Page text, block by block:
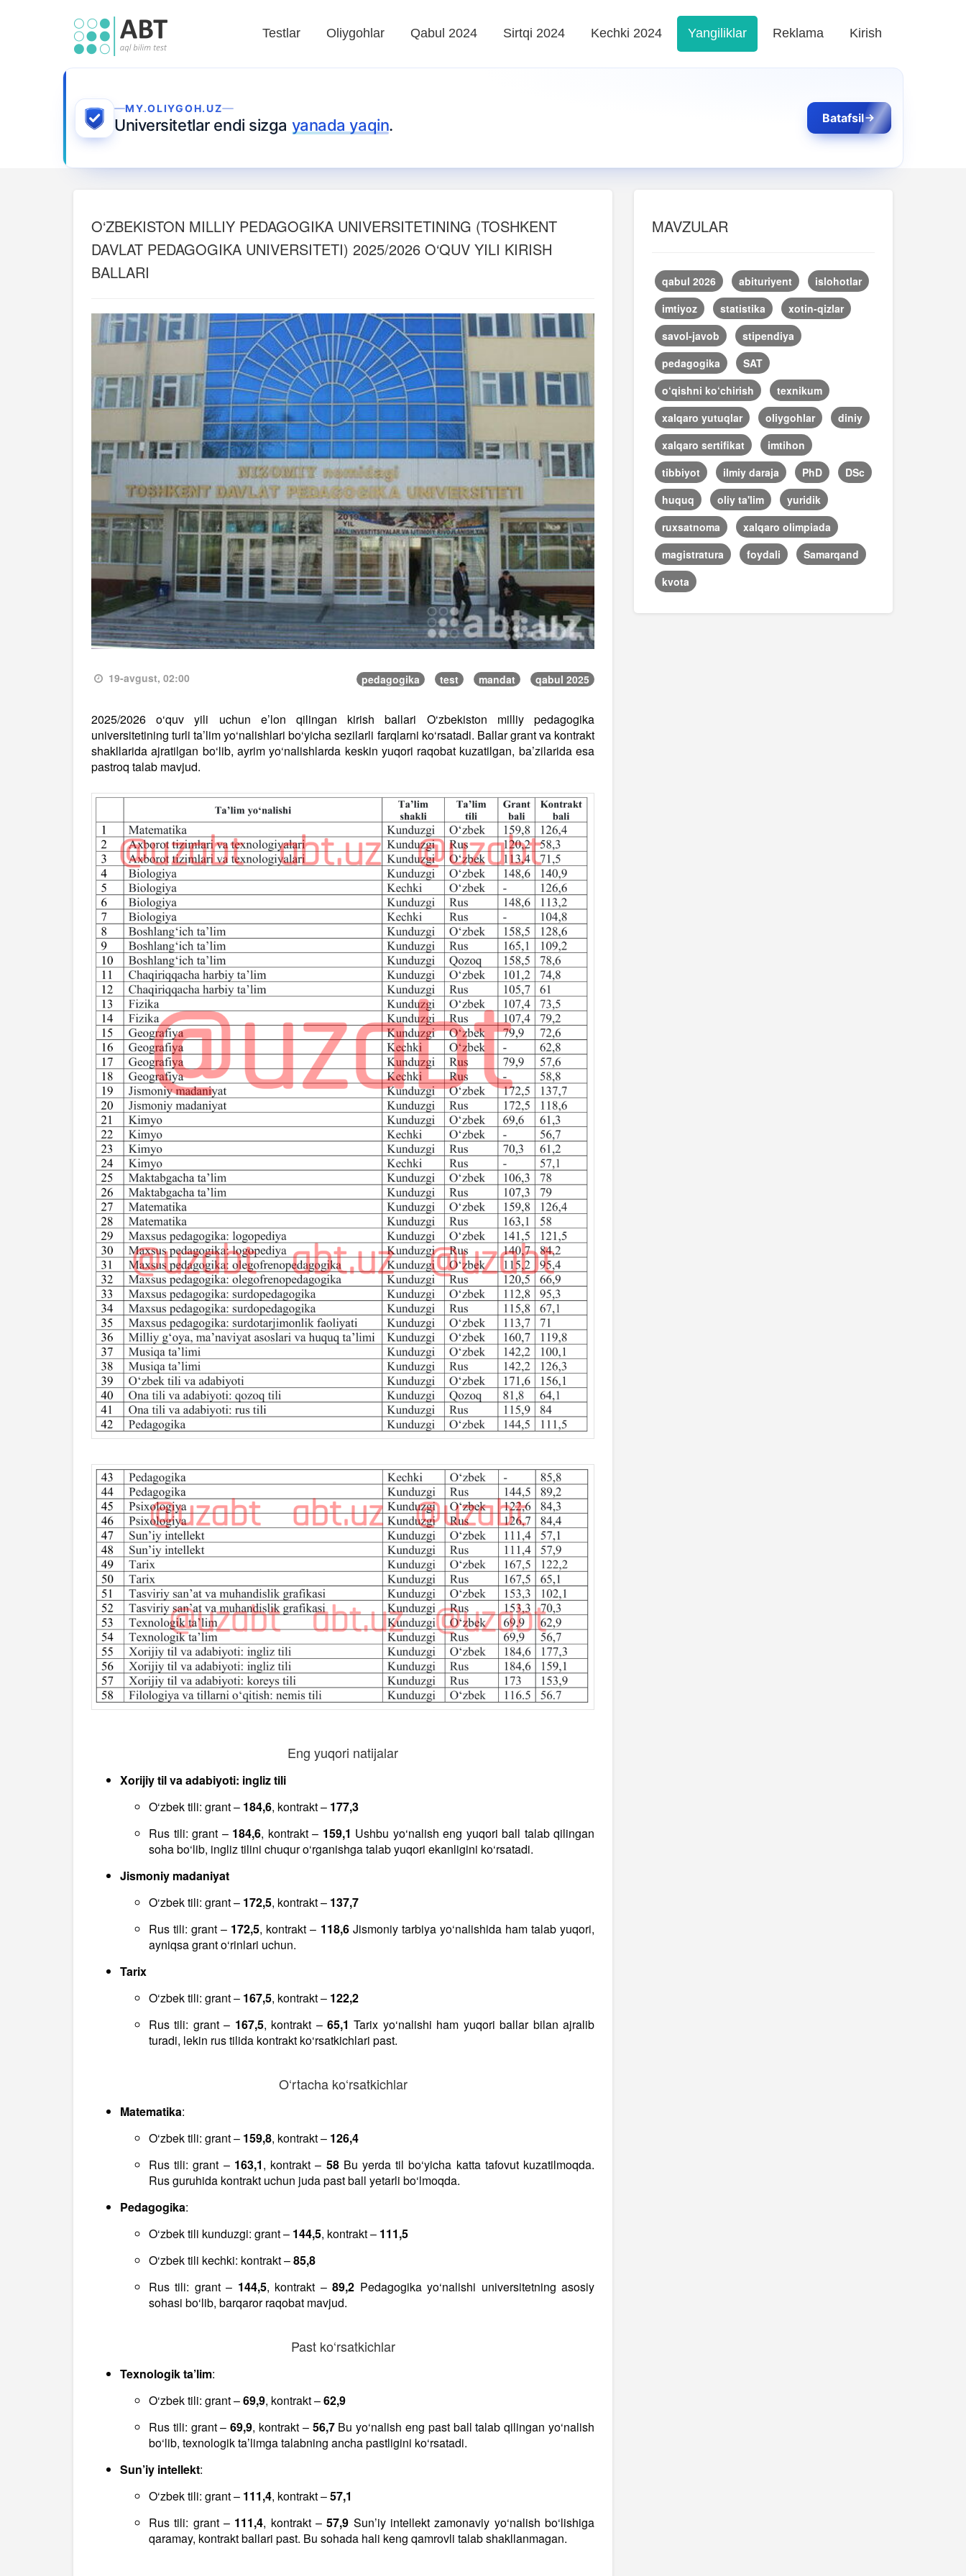
Testlar Oliygohlar Qabul 2024 Sirtqi 2024 Kechki 2024 Yangiliklar Reklama Kirish
MY.OLIYGOH.UZ
Universitetlar endi sizga yanada yaqin. Batafsil
O‘ZBEKISTON MILLIY PEDAGOGIKA UNIVERSITETINING (TOSHKENT
DAVLAT PEDAGOGIKA UNIVERSITETI) 2025/2026 O‘QUV YILI KIRISH
BALLARI
19-avgust, 02:00 pedagogika test mandat qabul 2025
2025/2026 o‘quv yili uchun e’lon qilingan kirish ballari O‘zbekiston milliy pedagogika
universitetining turli ta’lim yo‘nalishlari bo‘yicha sezilarli farqlarni ko‘rsatadi. Ballar grant va kontrakt
shakllarida ajratilgan bo‘lib, ayrim yo‘nalishlarda keskin yuqori raqobat kuzatilgan, ba’zilarida esa
pastroq talab mavjud.
Eng yuqori natijalar
Xorijiy til va adabiyoti: ingliz tili
O‘zbek tili: grant – 184,6, kontrakt – 177,3
Rus tili: grant – 184,6, kontrakt – 159,1 Ushbu yo‘nalish eng yuqori ball talab qilingan
soha bo‘lib, ingliz tilini chuqur o‘rganishga talab yuqori ekanligini ko‘rsatadi.
Jismoniy madaniyat
O‘zbek tili: grant – 172,5, kontrakt – 137,7
Rus tili: grant – 172,5, kontrakt – 118,6Jismoniy tarbiya yo‘nalishida ham talab yuqori,
ayniqsa grant o‘rinlari uchun.
Tarix
O‘zbek tili: grant – 167,5, kontrakt – 122,2
Rus tili: grant – 167,5, kontrakt –65,1 Tarix yo‘nalishi ham yuqori ballar bilan ajralib
turadi, lekin rus tilida kontrakt ko‘rsatkichlari past.
O‘rtacha ko‘rsatkichlar
Matematika:
O‘zbek tili: grant – 159,8, kontrakt – 126,4
Rus tili: grant – 163,1, kontrakt – 58Bu yerda til bo‘yicha katta tafovut kuzatilmoqda.
Rus guruhida kontrakt uchun juda past ball yetarli bo‘lmoqda.
Pedagogika:
O‘zbek tili kunduzgi: grant – 144,5, kontrakt – 111,5
O‘zbek tili kechki: kontrakt –85,8
Rus tili: grant – 144,5, kontrakt –89,2 Pedagogika yo‘nalishi universitetning asosiy
sohasi bo‘lib, barqaror raqobat mavjud.
Past ko‘rsatkichlar
Texnologik ta’lim:
O‘zbek tili: grant –69,9, kontrakt –62,9
Rus tili: grant –69,9, kontrakt – 56,7Bu yo‘nalish eng past ball talab qilingan yo‘nalish
bo‘lib, texnologik ta’limga talabning ancha pastligini ko‘rsatadi.
Sun’iy intellekt:
O‘zbek tili: grant – 111,4, kontrakt –57,1
Rus tili: grant – 111,4, kontrakt –57,9 Sun’iy intellekt zamonaviy yo‘nalish bo‘lishiga
qaramay, kontrakt ballari past. Bu sohada hali keng qamrovli talab shakllanmagan.
MAVZULAR
qabul 2026 abituriyent
islohotlar
imtiyoz
statistika
xotin-qizlar
savol-javob
stipendiya
pedagogika
SAT
o‘qishni ko‘chirish
texnikum
xalqaro yutuqlar
oliygohlar
diniy
xalqaro sertifikat
imtihon
tibbiyot
ilmiy daraja PhD
DSc
huquq
oliy ta'lim
yuridik
ruxsatnoma
xalqaro olimpiada
magistratura
foydali
Samarqand
kvota